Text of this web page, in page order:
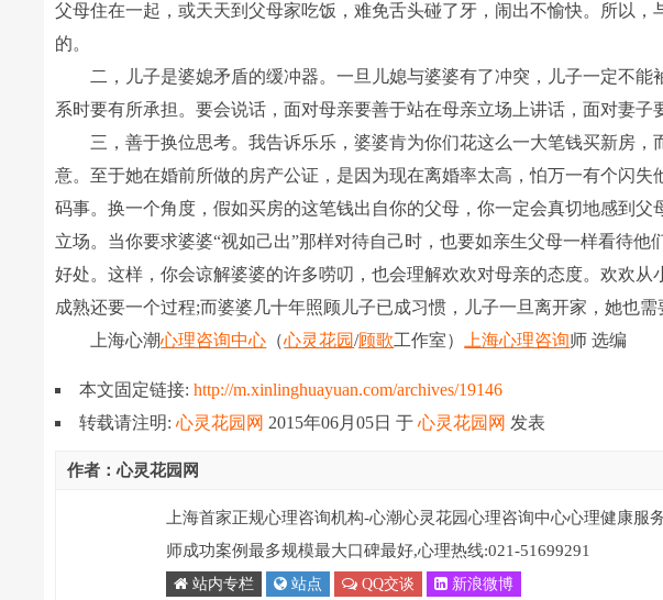
父母住在一起，或天天到父母家吃饭，难免舌头碰了牙，闹出不愉快。所以
的。
二，儿子是婆媳矛盾的缓冲器。一旦儿媳与婆婆有了冲突，儿子一定不能
系时要有所承担。要会说话，面对母亲要善于站在母亲立场上讲话，面对妻子
三，善于换位思考。我告诉乐乐，婆婆肯为你们花这么一大笔钱买新房，
意。至于她在婚前所做的房产公证，是因为现在离婚率太高，怕万一有个闪
码事。换一个角度，假如买房的这笔钱出自你的父母，你一定会真切地感到
立场。当你要求婆婆“视如己出”那样对待自己时，也要如亲生父母一样看待
好处。这样，你会谅解婆婆的许多唠叨，也会理解欢欢对母亲的态度。欢欢
成熟还要一个过程;而婆婆几十年照顾儿子已成习惯，儿子一旦离开家，她也需
上海心潮心理咨询中心 （心灵花园/顾歌工作室） 上海心理咨询师 选编
本文固定链接:http://m.xinlinghuayuan.com/archives/19146
转载请注明:心灵花园网 2015年06月05日于心灵花园网 发表
作者：心灵花园网
上海首家正规心理咨询机构-心潮心灵花园心理咨询中心心理健康
师成功案例最多规模最大口碑最好,心理热线:021-51699291
站内专栏 站点 QQ交谈 新浪微博